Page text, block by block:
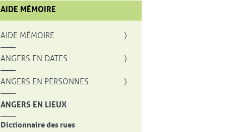
AIDE MÉMOIRE
AIDE MÉMOIRE
ANGERS EN DATES
ANGERS EN PERSONNES
ANGERS EN LIEUX
Dictionnaire des rues